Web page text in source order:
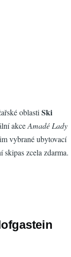
oblasti Ski
akceAmadé Lady
vybrané ubytovací
skipas zcela zdarma.